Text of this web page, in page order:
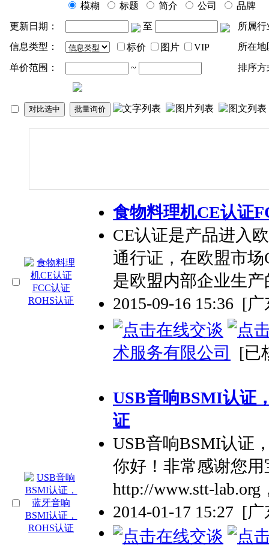
模糊 标题 简介 公司
品牌
更新日期：
至
所属行
信息类型：
标价 图片 VIP 所在地
单价范围： ~ 排序方
食物料理机CE认证
CE认证是产品进入
通行证，在欧盟市
是欧盟内部企业生
2015-09-16 15:36 [广
术服务有限公司 [已
USB音响BSMI认证
证
USB音响BSMI认证
你好！非常感谢您
http://www.stt-
2014-01-17 15:27 [广